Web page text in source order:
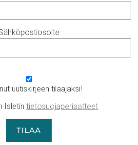
uutiskirjeen tilaajaksi!
Isletin tietosuojaperiaatteet